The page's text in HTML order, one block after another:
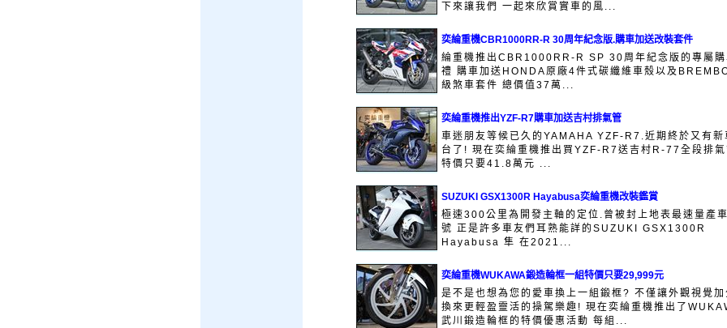
下來讓我們 一起來欣賞實車的風...
奕綸重機CBR1000RR-R 30周年紀念版.購車加送改裝套件
綸重機推出CBR1000RR-R SP 30周年紀念版的專屬購
禮 購車加送HONDA原廠4件式碳纖維車殼以及
級煞車套件 總價值37萬...
奕綸重機推出YZF-R7購車加送吉村排氣管
車迷朋友等候已久的YAMAHA YZF-R7.近期終於又有新
台了! 現在奕綸重機推出買YZF-R7送吉村R-77全段排氣
特價只要41.8萬元 ...
SUZUKI GSX1300R Hayabusa奕綸重機改裝鑑賞
極速300公里為開發主軸的定位.曾被封上地表最速量產
號 正是許多車友們耳熟能詳的SUZUKI GSX1300R
Hayabusa 隼 在2021...
奕綸重機WUKAWA鍛造輪框一組特價只要29,999元
是不是也想為您的愛車換上一組鍛框? 不僅讓外觀視覺加
換來更輕盈靈活的操駕樂趣! 現在奕綸重機推出了
武川鍛造輪框的特價優惠活動 每組...